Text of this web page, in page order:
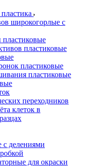
широкогорлые с
пластиковые
пластиковые
пластиковые
переходников
клеток в
с делениями
для окраски